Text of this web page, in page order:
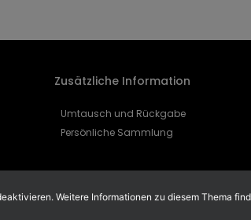
Zusätzliche Information
Umtausch und Rückgabe
Persönliche Sammlung
Weitere Informationen zu diesem Thema